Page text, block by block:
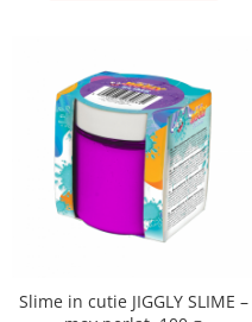
Slime in cutie JIGGLY SLIME –